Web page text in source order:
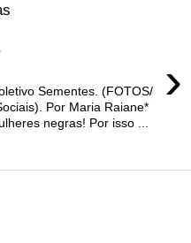
›
Sementes. (FOTOS/
Por Maria Raiane*
negras! Por isso ...